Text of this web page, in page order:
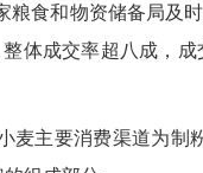
和物资储备局及时
体成交率超八成，
主要消费渠道为制